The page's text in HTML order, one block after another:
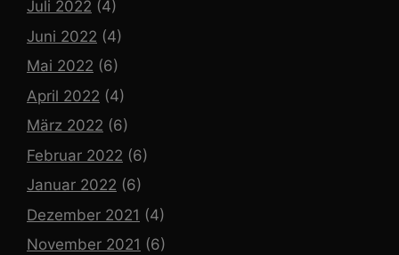
Juli 2022 (4)
Juni 2022 (4)
Mai 2022 (6)
April 2022 (4)
März 2022 (6)
Februar 2022 (6)
Januar 2022 (6)
Dezember 2021 (4)
November 2021 (6)